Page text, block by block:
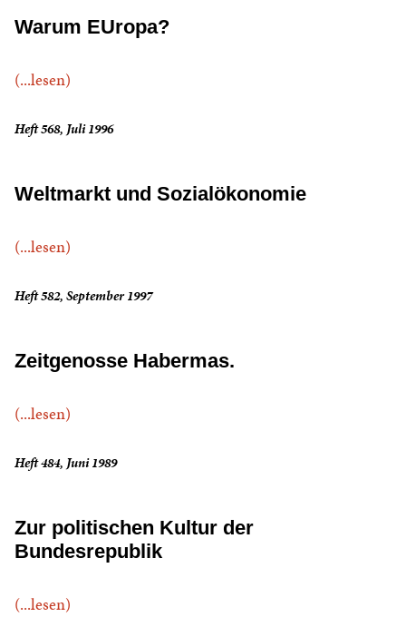
Warum EUropa?
(...lesen)
Heft 568, Juli 1996
Weltmarkt und Sozialökonomie
(...lesen)
Heft 582, September 1997
Zeitgenosse Habermas.
(...lesen)
Heft 484, Juni 1989
Zur politischen Kultur der
Bundesrepublik
(...lesen)